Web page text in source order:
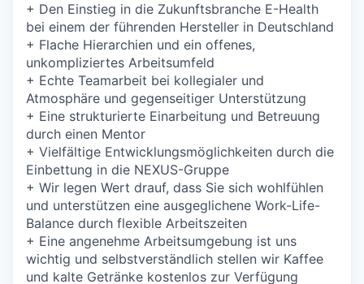
+ Den Einstieg in die Zukunftsbranche E-Health
bei einem der führenden Hersteller in Deutschland
+ Flache Hierarchien und ein offenes,
unkompliziertes Arbeitsumfeld
+ Echte Teamarbeit bei kollegialer und
Atmosphäre und gegenseitiger Unterstützung
+ Eine strukturierte Einarbeitung und Betreuung
durch einen Mentor
+ Vielfältige Entwicklungsmöglichkeiten durch die
Einbettung in die NEXUS-Gruppe
+ Wir legen Wert drauf, dass Sie sich wohlfühlen
und unterstützen eine ausgeglichene Work-Life-
Balance durch flexible Arbeitszeiten
+ Eine angenehme Arbeitsumgebung ist uns
wichtig und selbstverständlich stellen wir Kaffee
und kalte Getränke kostenlos zur Verfügung